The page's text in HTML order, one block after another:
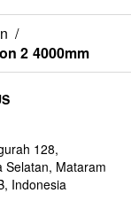
/
2 4000mm
128,
Selatan, Mataram
Indonesia